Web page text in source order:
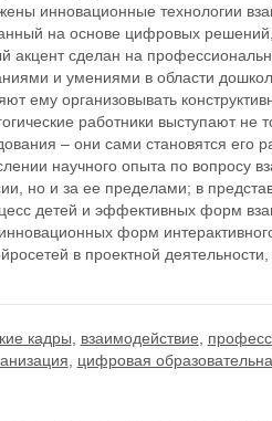
инновационные технологии
на основе цифровых
сделан на
и умениями в области
ему организовывать
работники выступают не
– они сами становятся его
научного опыта по вопросу
но и за ее пределами; в
детей и эффективных форм
форм
в проектной
кадры взаимодействие
цифровая